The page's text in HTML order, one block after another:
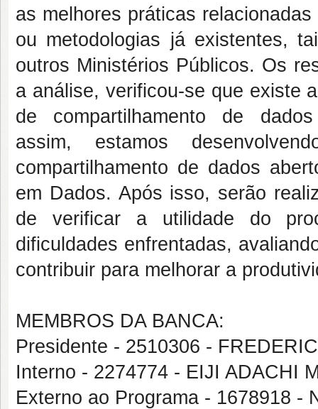
as melhores práticas
ou metodologias já existentes,
outros Ministérios Públicos. Os
a análise, verificou-se que existe
de compartilhamento de
assim, estamos
compartilhamento de dados
em Dados. Após isso, serão
de verificar a utilidade do
dificuldades enfrentadas,
contribuir para melhorar a
MEMBROS DA BANCA:
Presidente - 2510306 -
Interno - 2274774 - EIJI ADACHI
Externo ao Programa - 1678918 -